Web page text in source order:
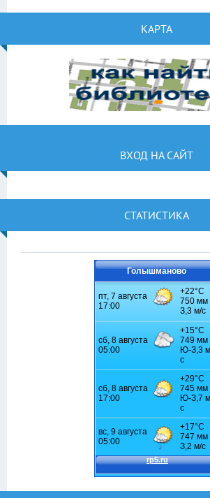
КАРТА
ВХОД НА САЙТ
СТАТИСТИКА
Голышманово